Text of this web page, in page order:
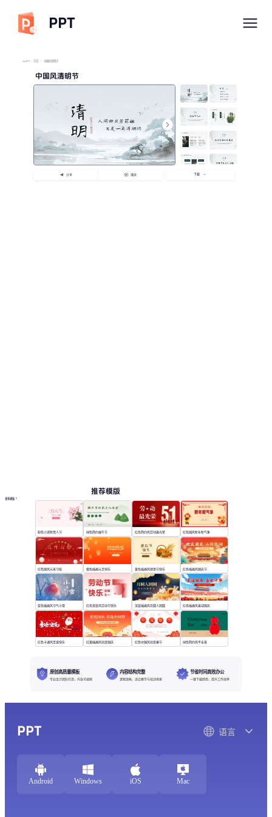
PPT
imyPPT / 节日 / 中国风清明节
中国风清明节
分享 播放 下载
推荐模版
更多模板
粉色小清新情人节 绿色简约端午节 红色简约风劳动最光荣 红色国风新年新气象
红色国风元宵习俗 橙色插画元旦快乐 黄色插画风感恩节快乐 红色插画风国庆节
蓝色插画风节气小雪 红色渐变风劳动节快乐 深蓝插画风月圆人团圆 红色插画风喜迎国庆
红色卡通风圣诞快乐 红黄插画风欢度国庆 红色中国风欢度春节 绿色简约风平安夜
原创高质量模板
专业设计团队打造，内容可编辑
内容结构完整
逻辑清晰，适合教学与培训场景
节省时间高效办公
一键下载即用，提升工作效率
PPT 语言
Android Windows iOS Mac